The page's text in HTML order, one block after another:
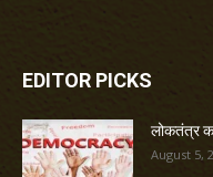
EDITOR PICKS
लोकतंत्र
August 5,